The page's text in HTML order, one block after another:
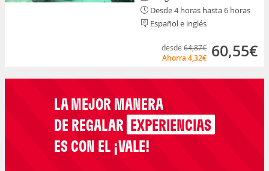
Desde 4 horas hasta 6 horas
Español e inglés
desde 64,87€
Ahorra 4,32€ 60,55€
LA MEJOR MANERA
DE REGALAR EXPERIENCIAS
ES CON EL ¡VALE!